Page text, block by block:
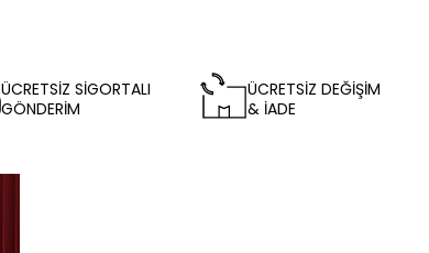
ÜCRETSİZ SİGORTALI
GÖNDERİM
ÜCRETSİZ DEĞİŞİM
& İADE